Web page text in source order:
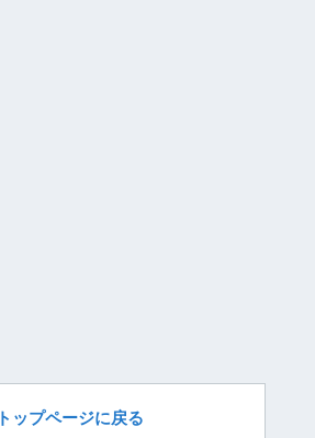
トップページに戻る